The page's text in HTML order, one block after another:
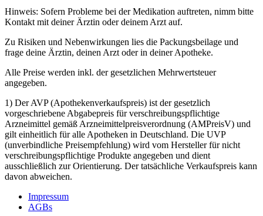
Hinweis: Sofern Probleme bei der Medikation auftreten, nimm bitte
Kontakt mit deiner Ärztin oder deinem Arzt auf.
Zu Risiken und Nebenwirkungen lies die Packungsbeilage und
frage deine Ärztin, deinen Arzt oder in deiner Apotheke.
Alle Preise werden inkl. der gesetzlichen Mehrwertsteuer
angegeben.
1) Der AVP (Apothekenverkaufspreis) ist der gesetzlich
vorgeschriebene Abgabepreis für verschreibungspflichtige
Arzneimittel gemäß Arzneimittelpreisverordnung (AMPreisV) und
gilt einheitlich für alle Apotheken in Deutschland. Die UVP
(unverbindliche Preisempfehlung) wird vom Hersteller für nicht
verschreibungspflichtige Produkte angegeben und dient
ausschließlich zur Orientierung. Der tatsächliche Verkaufspreis kann
davon abweichen.
Impressum
AGBs